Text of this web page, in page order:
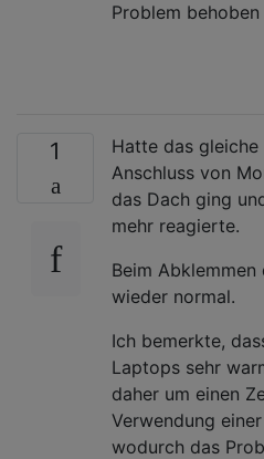
Problem behoben
1
Hatte das
Anschluss von
das Dach ging
mehr reagierte.
Beim
wieder normal.
Ich bemerkte,
Laptops sehr
daher um einen
Verwendung
wodurch das